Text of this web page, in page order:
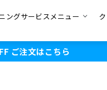
ングサービスメニュー
ご注文はこちら